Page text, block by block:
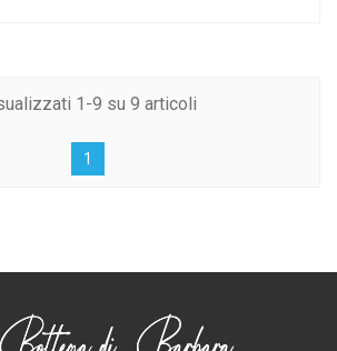
1-9 su 9 articoli
1